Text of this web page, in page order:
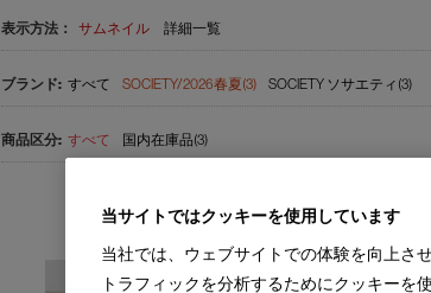
表示方法： サムネイル 詳細一覧
すべて SOCIETY/2026春夏(3) SOCIETY ソサエティ(3)
すべて 国内在庫品(3)
当サイトではクッキーを使用しています
当社では、ウェブサイトでの体験を向上さ
トラフィックを分析するためにクッキーを